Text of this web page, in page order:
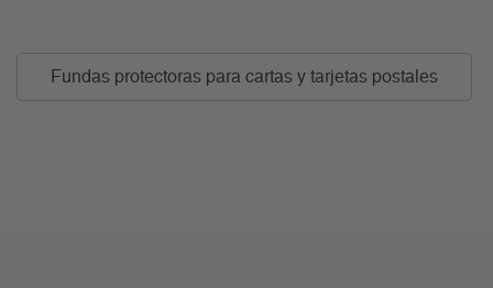
Fundas protectoras para cartas y tarjetas postales